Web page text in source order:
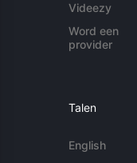
Videezy
Word een
provider
Talen
English